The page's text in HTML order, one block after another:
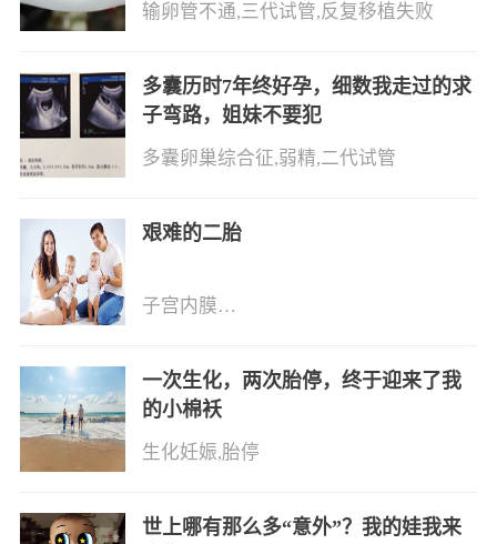
输卵管不通,三代试管,反复移植失败
多囊历时7年终好孕，细数我走过的求
子弯路，姐妹不要犯
多囊卵巢综合征,弱精,二代试管
艰难的二胎
子宫内膜薄,子宫后位,二胎备孕,高龄,自营
一次生化，两次胎停，终于迎来了我
的小棉袄
生化妊娠,胎停
世上哪有那么多“意外”？我的娃我来